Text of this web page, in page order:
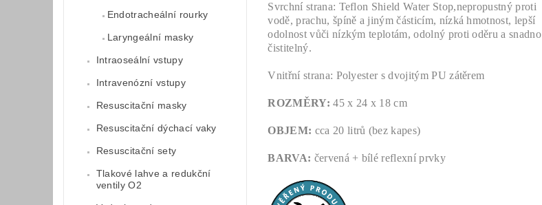
Endotracheální rourky
Laryngeální masky
Intraoseální vstupy
Intravenózní vstupy
Resuscitační masky
Resuscitační dýchací vaky
Resuscitační sety
Tlakové lahve a redukční
ventily O2
Svrchní strana: Teflon Shield Water Stop,nepropustný proti
vodě, prachu, špíně a jiným částicím, nízká hmotnost, lepší
odolnost vůči nízkým teplotám, odolný proti oděru a snadno
čistitelný.
Vnitřní strana: Polyester s dvojitým PU zátěrem
ROZMĚRY:45x 24 x 18 cm
OBJEM: cca 20 litrů (bez kapes)
BARVA: červená + bílé reflexní prvky